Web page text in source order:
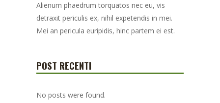
Alienum phaedrum torquatos nec eu, vis
detraxit periculis ex, nihil expetendis in mei.
Mei an pericula euripidis, hinc partem ei est.
POST RECENTI
No posts were found.